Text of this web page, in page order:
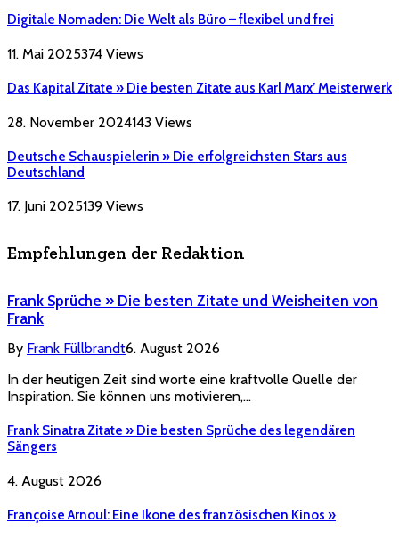
Digitale Nomaden: Die Welt als Büro – flexibel und frei
11. Mai 2025374 Views
Das Kapital Zitate » Die besten Zitate aus Karl Marx’ Meisterwerk
28. November 2024143 Views
Deutsche Schauspielerin » Die erfolgreichsten Stars aus
Deutschland
17. Juni 2025139 Views
Empfehlungen der Redaktion
Frank Sprüche » Die besten Zitate und Weisheiten von
Frank
By Frank Füllbrandt6. August 2026
In der heutigen Zeit sind worte eine kraftvolle Quelle der
Inspiration. Sie können uns motivieren,…
Frank Sinatra Zitate » Die besten Sprüche des legendären
Sängers
4. August 2026
Françoise Arnoul: Eine Ikone des französischen Kinos »